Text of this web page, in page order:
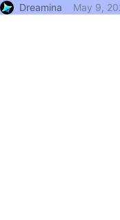
Dreamina May 9,